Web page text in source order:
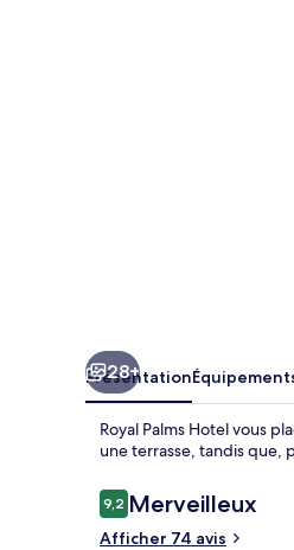
28+
Présentation
Royal Palms Hotel vous
une terrasse, tandis
Avis
voyageurs
9,29,2 sur 10
Merveilleux
Afficher 74 avis